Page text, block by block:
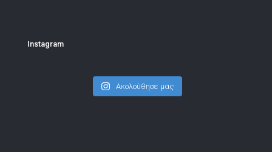
Instagram
Ακολούθησε μας